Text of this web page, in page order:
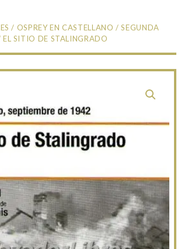
/ OSPREY EN CASTELLANO /SEGUNDA
EL SITIO DE STALINGRADO